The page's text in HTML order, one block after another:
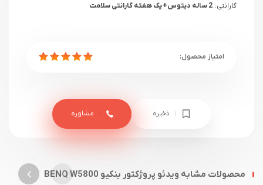
گارانتی:
ذخیره مشاوره
محصولات مشابه ویدئو پروژکتور بنکیو BENQ W5800